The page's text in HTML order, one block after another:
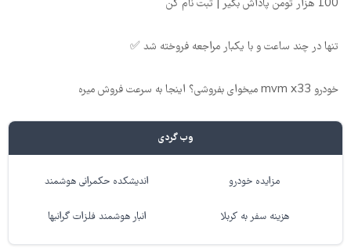
100 هزار تومن پاداش بگیر | ثبت نام کن
تنها در چند ساعت و با یکبار مراجعه فروخته شد ✅
خودرو mvm x33 میخوای بفروشی؟ اینجا به سرعت فروش میره
وب گردی
مزایده خودرو اندیشکده حکمرانی هوشمند
هزینه سفر به کربلا انبار هوشمند فلزات گرانبها